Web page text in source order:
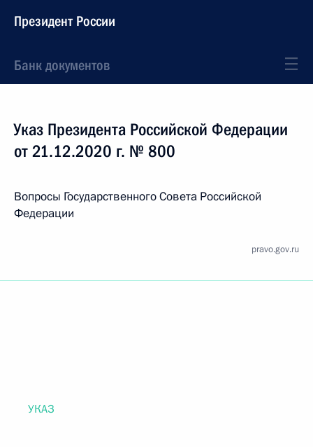
Президент России
Банк документов
Указ Президента Российской Федерации
от 21.12.2020 г. № 800
Вопросы Государственного Совета Российской
Федерации
pravo.gov.ru
УКАЗ